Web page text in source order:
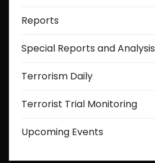
Reports
Special Reports and Analysis
Terrorism Daily
Terrorist Trial Monitoring
Upcoming Events